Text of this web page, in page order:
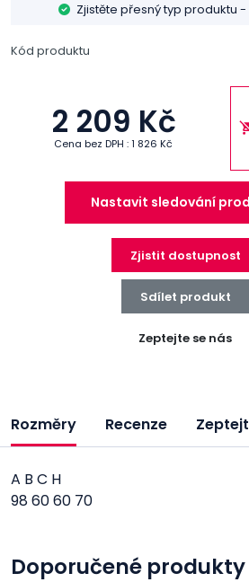
Zjistěte přesný typ produktu -
Kód produktu
2 209 Kč
Cena bez DPH : 1 826 Kč
Nastavit sledování
Zjistit dostupnost
Zeptejte se nás
Sdílet produkt
Rozměry Recenze
A B C H
98 60 60 70
Doporučené produkty